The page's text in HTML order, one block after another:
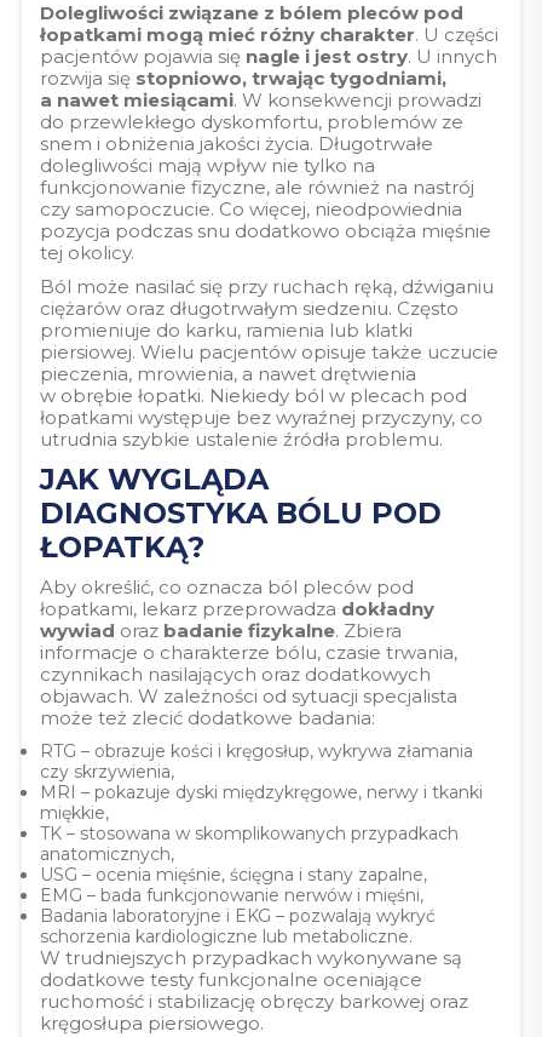
Dolegliwości związane z bólem pleców pod
łopatkami mogą mieć różny charakter. U części
pacjentów pojawia się nagle i jest ostry. U innych
rozwija się stopniowo, trwając tygodniami,
a nawet miesiącami. W konsekwencji prowadzi
do przewlekłego dyskomfortu, problemów ze
snem i obniżenia jakości życia. Długotrwałe
dolegliwości mają wpływ nie tylko na
funkcjonowanie fizyczne, ale również na nastrój
czy samopoczucie. Co więcej, nieodpowiednia
pozycja podczas snu dodatkowo obciąża mięśnie
tej okolicy.
Ból może nasilać się przy ruchach ręką, dźwiganiu
ciężarów oraz długotrwałym siedzeniu. Często
promieniuje do karku, ramienia lub klatki
piersiowej. Wielu pacjentów opisuje także uczucie
pieczenia, mrowienia, a nawet drętwienia
w obrębie łopatki. Niekiedy ból w plecach pod
łopatkami występuje bez wyraźnej przyczyny, co
utrudnia szybkie ustalenie źródła problemu.
JAK WYGLĄDA
DIAGNOSTYKA BÓLU POD
ŁOPATKĄ?
Aby określić, co oznacza ból pleców pod
łopatkami, lekarz przeprowadza dokładny
wywiad oraz badanie fizykalne. Zbiera
informacje o charakterze bólu, czasie trwania,
czynnikach nasilających oraz dodatkowych
objawach. W zależności od sytuacji specjalista
może też zlecić dodatkowe badania:
RTG – obrazuje kości i kręgosłup, wykrywa złamania
czy skrzywienia,
MRI – pokazuje dyski międzykręgowe, nerwy i tkanki
miękkie,
TK – stosowana w skomplikowanych przypadkach
anatomicznych,
USG – ocenia mięśnie, ścięgna i stany zapalne,
EMG – bada funkcjonowanie nerwów i mięśni,
Badania laboratoryjne i EKG – pozwalają wykryć
schorzenia kardiologiczne lub metaboliczne.
W trudniejszych przypadkach wykonywane są
dodatkowe testy funkcjonalne oceniające
ruchomość i stabilizację obręczy barkowej oraz
kręgosłupa piersiowego.